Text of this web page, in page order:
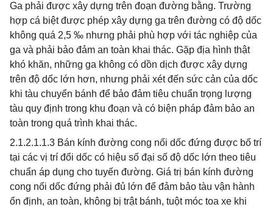
Ga phải được xây dựng trên đoạn đường bằng. Trường
hợp cá biệt được phép xây dựng ga trên đường có độ dốc
không quá 2,5 ‰ nhưng phải phù hợp với tác nghiệp của
ga và phải bảo đảm an toàn khai thác. Gặp địa hình thật
khó khăn, những ga không có dồn dịch được xây dựng
trên độ dốc lớn hơn, nhưng phải xét đến sức cản của dốc
khi tàu chuyển bánh để bảo đảm tiêu chuẩn trọng lượng
tàu quy định trong khu đoạn và có biện pháp đảm bảo an
toàn trong quá trình khai thác.
2.1.2.1.1.3 Bán kính đường cong nối dốc đứng được bố trí
tại các vị trí đổi dốc có hiệu số đại số độ dốc lớn theo tiêu
chuẩn áp dụng cho tuyến đường. Giá trị bán kính đường
cong nối dốc đứng phải đủ lớn để đảm bảo tàu vận hành
ổn định, an toàn, không bị trật bánh, tuột móc toa xe khi